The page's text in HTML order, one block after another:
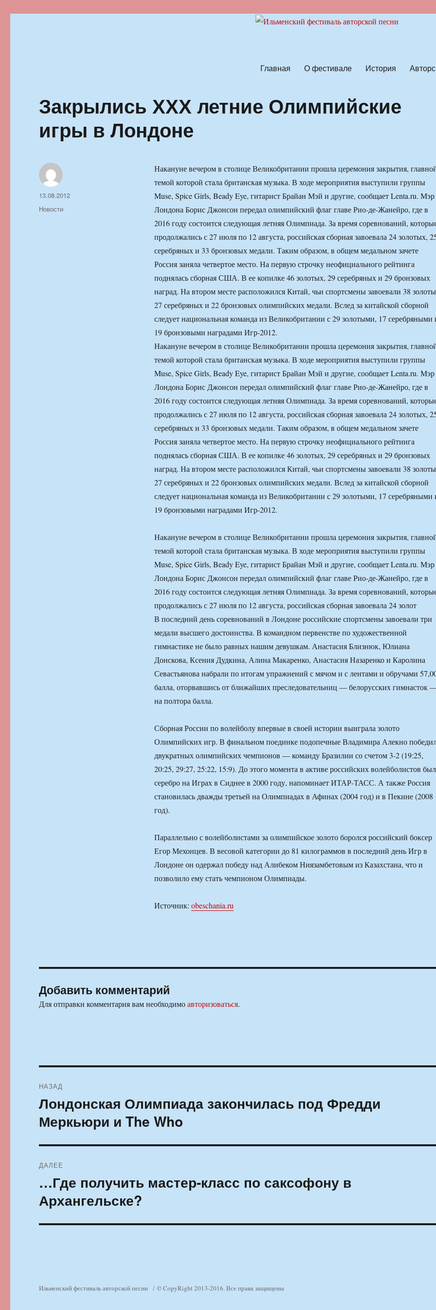
Главная О фестивале История
Закрылись ХХХ летние Олимпийские
игры в Лондоне
Накануне вечером в столице Великобритании прошла церемония закрытия,
темой которой стала британская музыка. В ходе мероприятия выступили группы
Muse, Spice Girls, Beady Eye, гитарист Брайан Мэй и другие, сообщает Lenta.ru. Мэр
Лондона Борис Джонсон передал олимпийский флаг главе Рио-де-Жанейро, где в
2016 году состоится следующая летняя Олимпиада. За время соревнований,
продолжались с 27 июля по 12 августа, российская сборная завоевала 24 золотых,
серебряных и 33 бронзовых медали. Таким образом, в общем медальном зачете
Россия заняла четвертое место. На первую строчку неофициального рейтинга
поднялась сборная США. В ее копилке 46 золотых, 29 серебряных и 29 бронзовых
наград. На втором месте расположился Китай, чьи спортсмены завоевали 38
27 серебряных и 22 бронзовых олимпийских медали. Вслед за китайской сборной
следует национальная команда из Великобритании с 29 золотыми, 17 серебряными
19 бронзовыми наградами Игр-2012.
Накануне вечером в столице Великобритании прошла церемония закрытия,
темой которой стала британская музыка. В ходе мероприятия выступили группы
Muse, Spice Girls, Beady Eye, гитарист Брайан Мэй и другие, сообщает Lenta.ru. Мэр
Лондона Борис Джонсон передал олимпийский флаг главе Рио-де-Жанейро, где в
2016 году состоится следующая летняя Олимпиада. За время соревнований,
продолжались с 27 июля по 12 августа, российская сборная завоевала 24 золотых,
серебряных и 33 бронзовых медали. Таким образом, в общем медальном зачете
Россия заняла четвертое место. На первую строчку неофициального рейтинга
поднялась сборная США. В ее копилке 46 золотых, 29 серебряных и 29 бронзовых
наград. На втором месте расположился Китай, чьи спортсмены завоевали 38
27 серебряных и 22 бронзовых олимпийских медали. Вслед за китайской сборной
следует национальная команда из Великобритании с 29 золотыми, 17 серебряными
19 бронзовыми наградами Игр-2012.
Накануне вечером в столице Великобритании прошла церемония закрытия,
темой которой стала британская музыка. В ходе мероприятия выступили группы
Muse, Spice Girls, Beady Eye, гитарист Брайан Мэй и другие, сообщает Lenta.ru. Мэр
Лондона Борис Джонсон передал олимпийский флаг главе Рио-де-Жанейро, где в
2016 году состоится следующая летняя Олимпиада. За время соревнований,
продолжались с 27 июля по 12 августа, российская сборная завоевала 24 золот
В последний день соревнований в Лондоне российские спортсмены завоевали три
медали высшего достоинства. В командном первенстве по художественной
гимнастике не было равных нашим девушкам. Анастасия Близнюк, Юлиана
Донскова, Ксения Дудкина, Алина Макаренко, Анастасия Назаренко и Каролина
Севастьянова набрали по итогам упражнений с мячом и с лентами и обручами
балла, оторвавшись от ближайших преследовательниц — белорусских гимнасток
на полтора балла.
Сборная России по волейболу впервые в своей истории выиграла золото
Олимпийских игр. В финальном поединке подопечные Владимира Алекно
двукратных олимпийских чемпионов — команду Бразилии со счетом 3-2 (19:25,
20:25, 29:27, 25:22, 15:9). До этого момента в активе российских волейболистов
серебро на Играх в Сиднее в 2000 году, напоминает ИТАР-ТАСС. А также Россия
становилась дважды третьей на Олимпиадах в Афинах (2004 год) и в Пекине (2008
год).
Параллельно с волейболистами за олимпийское золото боролся российский боксер
Егор Мехонцев. В весовой категории до 81 килограммов в последний день Игр в
Лондоне он одержал победу над Алибеком Ниязамбетовым из Казахстана, что и
позволило ему стать чемпионом Олимпиады.
Источник: obeschania.ru
Автор
Опубликовано
13.08.2012
Рубрики
Новости
Добавить комментарий
Для отправки комментария вам необходимоавторизоваться.
по
записям
НАЗАД
Предыдущая
Лондонская Олимпиада закончилась под Фредди
Меркьюри и The Who
ДАЛЕЕ
Следующая
запись:
…Где получить мастер-класс по саксофону в
Архангельске?
Ильменский фестиваль авторской песни © CopyRight 2013-2016. Все права защищены